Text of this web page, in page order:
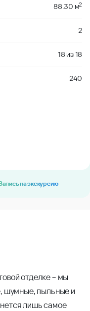
88.30 м2
2
18 из18
240
на экскурсию
отделке – мы
шумные, пыльные и
лишь самое